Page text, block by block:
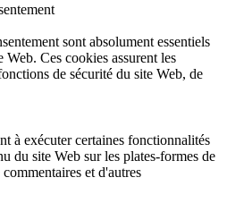
sont absolument essentiels
Ces cookies assurent les
de sécurité du site Web, de
à exécuter certaines fonctionnalités
du site Web sur les plates-formes de
et d'autres